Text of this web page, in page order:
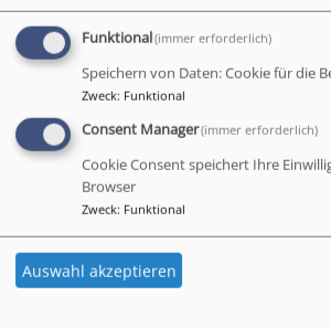
Funktional(immer erforderlich)
Speichern von Daten: Cookie für die
Zweck: Funktional
Consent Manager(immer erforderlich)
Cookie Consent speichert Ihre
Browser
Zweck: Funktional
Auswahl akzeptieren